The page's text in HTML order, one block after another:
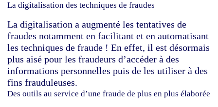
La digitalisation des techniques de fraudes
La digitalisation a augmenté les tentatives de
fraudes notamment en facilitant et en automatisant
les techniques de fraude ! En effet, il est désormais
plus aisé pour les fraudeurs d’accéder à des
informations personnelles puis de les utiliser à des
fins frauduleuses.
Des outils au service d’une fraude de plus en plus élaborée